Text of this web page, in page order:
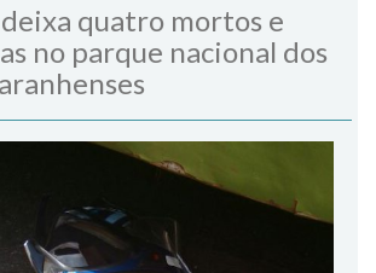
quatro mortos e
no parque nacional dos